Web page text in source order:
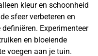
kleur en schoonheid
sfeer verbeteren en
Experimenteer
en bloeiende
voegen aan je tuin.